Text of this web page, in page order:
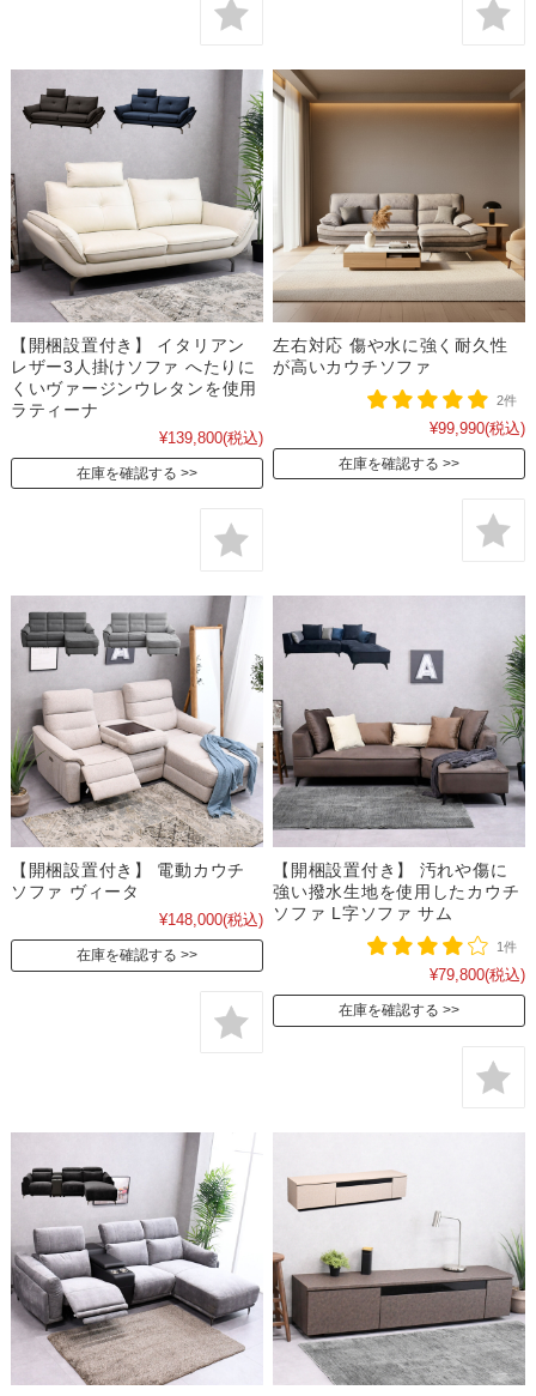
【開梱設置付き】 イタリアン
レザー3人掛けソファ へたりに
くいヴァージンウレタンを使用
ラティーナ
¥139,800(税込)
在庫を確認する
左右対応 傷や水に強く耐久性
が高いカウチソファ
2件
¥99,990(税込)
在庫を確認する
【開梱設置付き】 電動カウチ
ソファ ヴィータ
¥148,000(税込)
在庫を確認する
【開梱設置付き】 汚れや傷に
強い撥水生地を使用したカウチ
ソファ L字ソファ サム
1件
¥79,800(税込)
在庫を確認する